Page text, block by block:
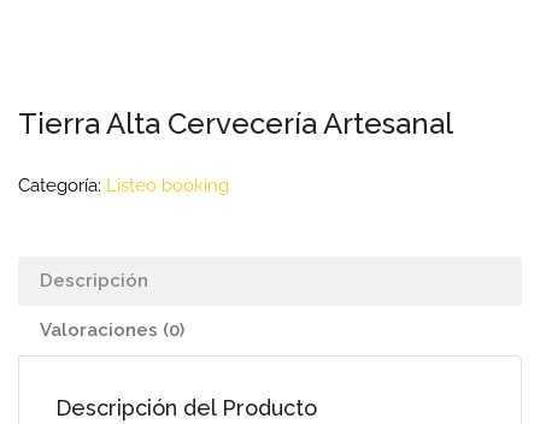
Tierra Alta Cervecería Artesanal
Categoría: Listeo booking
Descripción
Valoraciones (0)
Descripción del Producto